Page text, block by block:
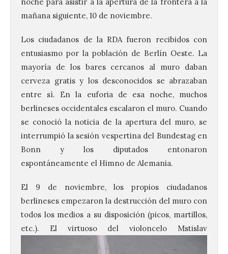
mañana siguiente, 10 de noviembre.
Los ciudadanos de la RDA fueron recibidos con
entusiasmo por la población de Berlín Oeste. La
mayoría de los bares cercanos al muro daban
cerveza gratis y los desconocidos se abrazaban
entre sí. En la euforia de esa noche, muchos
berlineses occidentales escalaron el muro. Cuando
se conoció la noticia de la apertura del muro, se
interrumpió la sesión vespertina del Bundestag en
Bonn y los diputados entonaron
espontáneamente el Himno de Alemania.
El 9 de noviembre, los propios ciudadanos
berlineses empezaron la destrucción del muro con
todos los medios a su disposición (picos, martillos,
etc.). El virtuoso delvioloncelo Mstislav